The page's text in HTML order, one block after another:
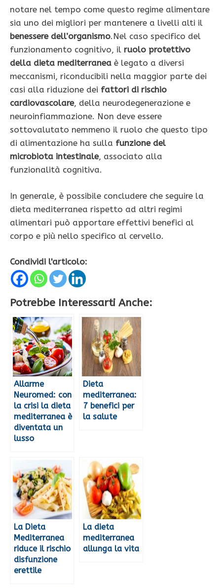
notare nel tempo come questo regime alimentare
sia uno dei migliori per mantenere a livelli alti il
benessere dell’organismo.Nel caso specifico del
funzionamento cognitivo, il ruolo protettivo
della dieta mediterranea è legato a diversi
meccanismi, riconducibili nella maggior parte dei
casi alla riduzione dei fattori di rischio
cardiovascolare, della neurodegenerazione e
neuroinfiammazione. Non deve essere
sottovalutato nemmeno il ruolo che questo tipo
di alimentazione ha sulla funzione del
microbiota intestinale, associato alla
funzionalità cognitiva.
In generale, è possibile concludere che seguire la
dieta mediterranea rispetto ad altri regimi
alimentari può apportare effettivi benefici al
corpo e più nello specifico al cervello.
Condividi l'articolo:
Potrebbe Interessarti Anche:
Allarme
Neuromed: con
la crisi la dieta
mediterranea è
diventata un
lusso
Dieta
mediterranea:
7 benefici per
la salute
La Dieta
Mediterranea
riduce il rischio
disfunzione
erettile
La dieta
mediterranea
allunga la vita